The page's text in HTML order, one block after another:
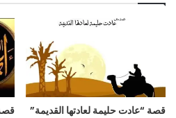
قصة “عادت حليمة لعادتها القديمة”